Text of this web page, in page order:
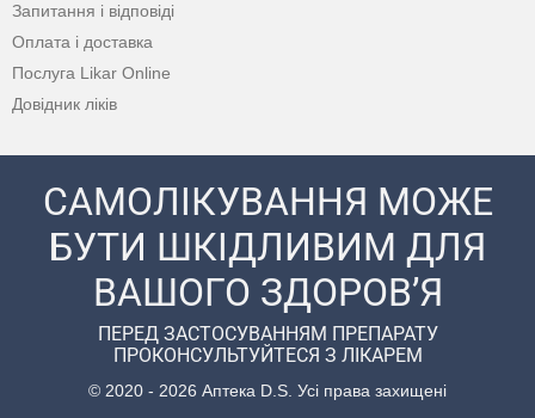
Запитання і відповіді
Оплата і доставка
Послуга Likar Online
Довідник ліків
САМОЛІКУВАННЯ МОЖЕ
БУТИ ШКІДЛИВИМ ДЛЯ
ВАШОГО ЗДОРОВ’Я
ПЕРЕД ЗАСТОСУВАННЯМ ПРЕПАРАТУ
ПРОКОНСУЛЬТУЙТЕСЯ З ЛІКАРЕМ
© 2020 - 2026 Аптека D.S. Усі права захищені